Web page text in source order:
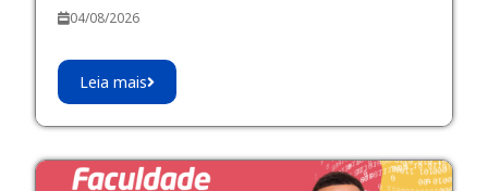
04/08/2026
Leia mais